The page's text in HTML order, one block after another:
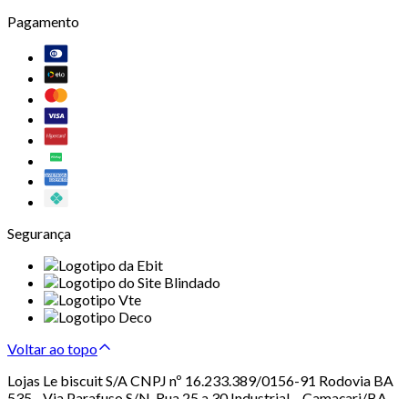
Pagamento
Segurança
Voltar ao topo
Lojas Le biscuit S/A CNPJ nº 16.233.389/0156-91 Rodovia BA